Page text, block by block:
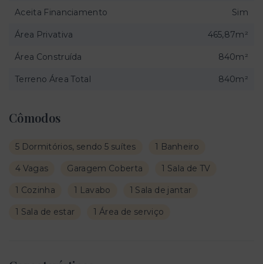
Cômodos
5 Dormitórios, sendo 5 suítes 1 Banheiro
4 Vagas Garagem Coberta 1 Sala de TV
1 Cozinha 1 Lavabo 1 Sala de jantar
1 Sala de estar 1 Área de serviço
Aceita Financiamento Sim
Área Privativa 465,87m²
Área Construída 840m²
Terreno Área Total 840m²